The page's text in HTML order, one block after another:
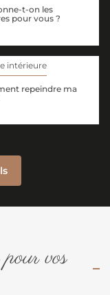
t-on les
pour vous ?
intérieure
repeindre ma
vos